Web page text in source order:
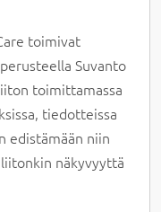
toimivat
Suvanto
toimittamassa
tiedotteissa
edistämään niin
näkyvyyttä